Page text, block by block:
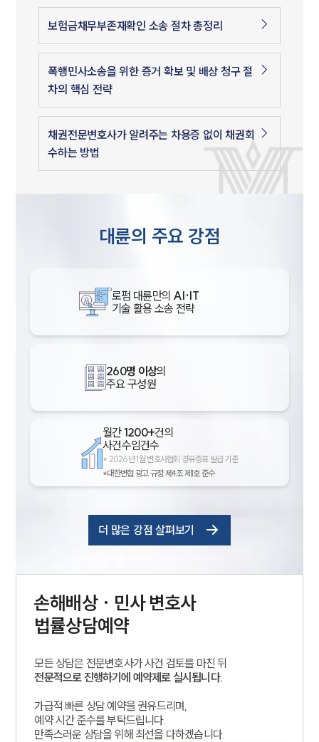
보험금채무부존재확인 소송 절차 총정리
폭행민사소송을 위한 증거 확보 및 배상 청구 절
차의 핵심 전략
채권전문변호사가 알려주는 차용증 없이 채권회
수하는 방법
대륜의 주요 강점
로펌 대륜만의 AI·IT
기술 활용 소송 전략
260명 이상의
주요 구성원
월간1200+건의
사건수임건수
* 2026년 1월 변호사협회 경유증표 발급 기준
*대한변협 광고 규정 제4조 제1호 준수
더 많은 강점 살펴보기
손해배상 · 민사변호사
법률상담예약
모든 상담은 전문변호사가 사건 검토를 마친 뒤
전문적으로 진행하기에 예약제로 실시됩니다.
가급적 빠른 상담 예약을 권유드리며,
예약 시간 준수를 부탁드립니다.
만족스러운 상담을 위해 최선을 다하겠습니다.